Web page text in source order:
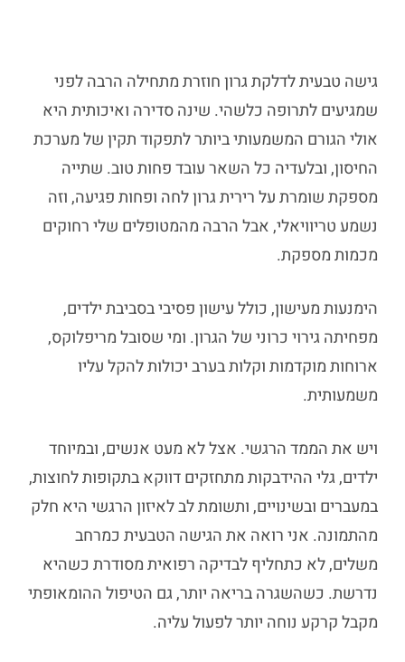
גישה טבעית לדלקת גרון חוזרתמתחילה הרבה לפני
שמגיעים לתרופה כלשהי. שינה סדירה ואיכותית היא
אולי הגורם המשמעותי ביותר לתפקוד תקין של מערכת
החיסון, ובלעדיה כל השאר עובד פחות טוב. שתייה
מספקת שומרת על רירית גרון לחה ופחות פגיעה, וזה
נשמע טריוויאלי, אבל הרבה מהמטופלים שלי רחוקים
מכמות מספקת.
הימנעות מעישון, כולל עישון פסיבי בסביבת ילדים,
מפחיתה גירוי כרוני של הגרון. ומי שסובל מריפלוקס,
ארוחות מוקדמות וקלות בערב יכולות להקל עליו
משמעותית.
ויש את הממד הרגשי. אצל לא מעט אנשים, ובמיוחד
ילדים, גלי ההידבקות מתחזקים דווקא בתקופות לחוצות,
במעברים ובשינויים, ותשומת לב לאיזון הרגשי היא חלק
מהתמונה. אני רואה את הגישה הטבעית כמרחב
משלים, לא כתחליף לבדיקה רפואית מסודרת כשהיא
נדרשת. כשהשגרה בריאה יותר, גם הטיפול ההומאופתי
מקבל קרקע נוחה יותר לפעול עליה.